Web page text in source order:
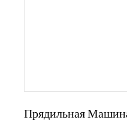
Прядильная